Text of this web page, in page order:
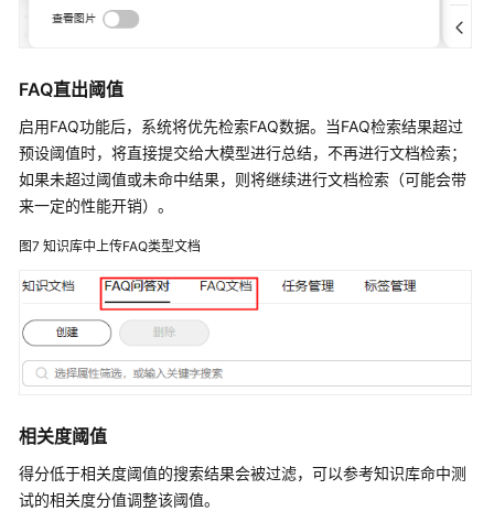
高
开
发
智
能
运
运
维
OfficeAce
(PC
最
佳
FAQ直出阈值
启用FAQ功能后，系统将优先检索FAQ数据。当FAQ检索结果超过
预设阈值时，将直接提交给大模型进行总结，不再进行文档检索；
如果未超过阈值或未命中结果，则将继续进行文档检索（可能会带
来一定的性能开销）。
图7 知识库中上传FAQ类型文档
相关度阈值
得分低于相关度阈值的搜索结果会被过滤，可以参考知识库命中测
试的相关度分值调整该阈值。